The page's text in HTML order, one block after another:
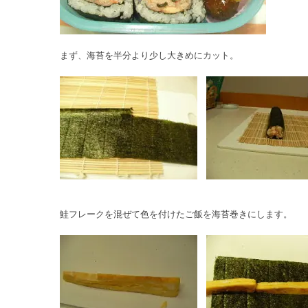
まず、海苔を半分より少し大きめにカット。
鮭フレークを混ぜて色を付けたご飯を海苔巻きにします。